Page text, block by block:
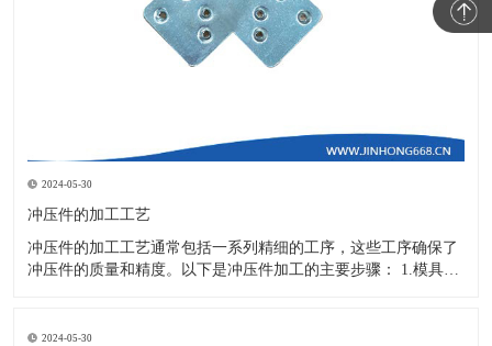
2024-05-30
冲压件的加工工艺
冲压件的加工工艺通常包括一系列精细的工序，这些工序确保了
冲压件的质量和精度。以下是冲压件加工的主要步骤： 1.模具设
开料与落料：在图纸上标注尺寸后，根据图纸要求选择合适的板
2024-05-30